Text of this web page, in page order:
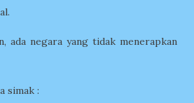
ada negara yang tidak menerapkan
simak :